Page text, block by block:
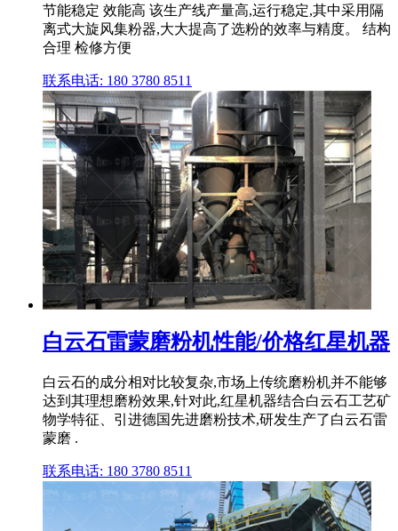
节能稳定 效能高 该生产线产量高,运行稳定,其中采用隔
离式大旋风集粉器,大大提高了选粉的效率与精度。 结构
合理 检修方便
联系电话: 180 3780 8511
白云石雷蒙磨粉机性能/价格红星机器
白云石的成分相对比较复杂,市场上传统磨粉机并不能够
达到其理想磨粉效果,针对此,红星机器结合白云石工艺矿
物学特征、引进德国先进磨粉技术,研发生产了白云石雷
蒙磨 .
联系电话: 180 3780 8511